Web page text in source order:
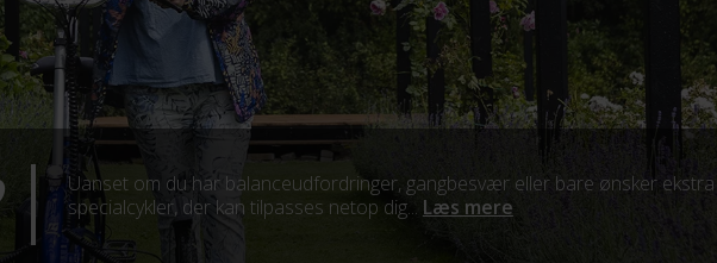
Uanset om du har balanceudfordringer, gangbesvær eller bare ønsker ekstra
specialcykler, der kan tilpasses netop dig... Læs mere